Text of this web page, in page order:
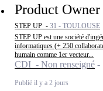
Product
STEP UP - 31 - TOULOUSE
STEP UP est une société
informatiques (+ 250
humain comme 1er vecteur...
CDI - Non renseigné
Publié il y a 2 jours